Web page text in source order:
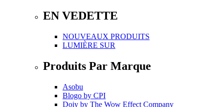
EN VEDETTE
NOUVEAUX PRODUITS
LUMIÈRE SUR
Produits Par Marque
Asobu
Blogo by CPI
Doiy by The Wow Effect Company